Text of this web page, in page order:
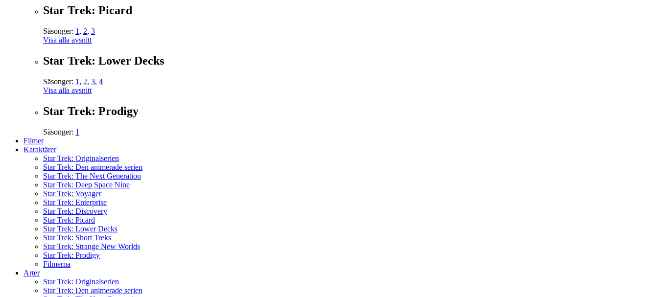
Star Trek: Picard
Säsonger: 1 , 2, 3
Visa alla avsnitt
Star Trek: Lower Decks
Säsonger: 1 , 2, 3, 4
Visa alla avsnitt
Star Trek: Prodigy
Säsonger: 1
Filmer
Karaktärer
Star Trek: Originalserien
Star Trek: Den animerade serien
Star Trek: The Next Generation
Star Trek: Deep Space Nine
Star Trek: Voyager
Star Trek: Enterprise
Star Trek: Discovery
Star Trek: Picard
Star Trek: Lower Decks
Star Trek: Short Treks
Star Trek: Strange New Worlds
Star Trek: Prodigy
Filmerna
Arter
Star Trek: Originalserien
Star Trek: Den animerade serien